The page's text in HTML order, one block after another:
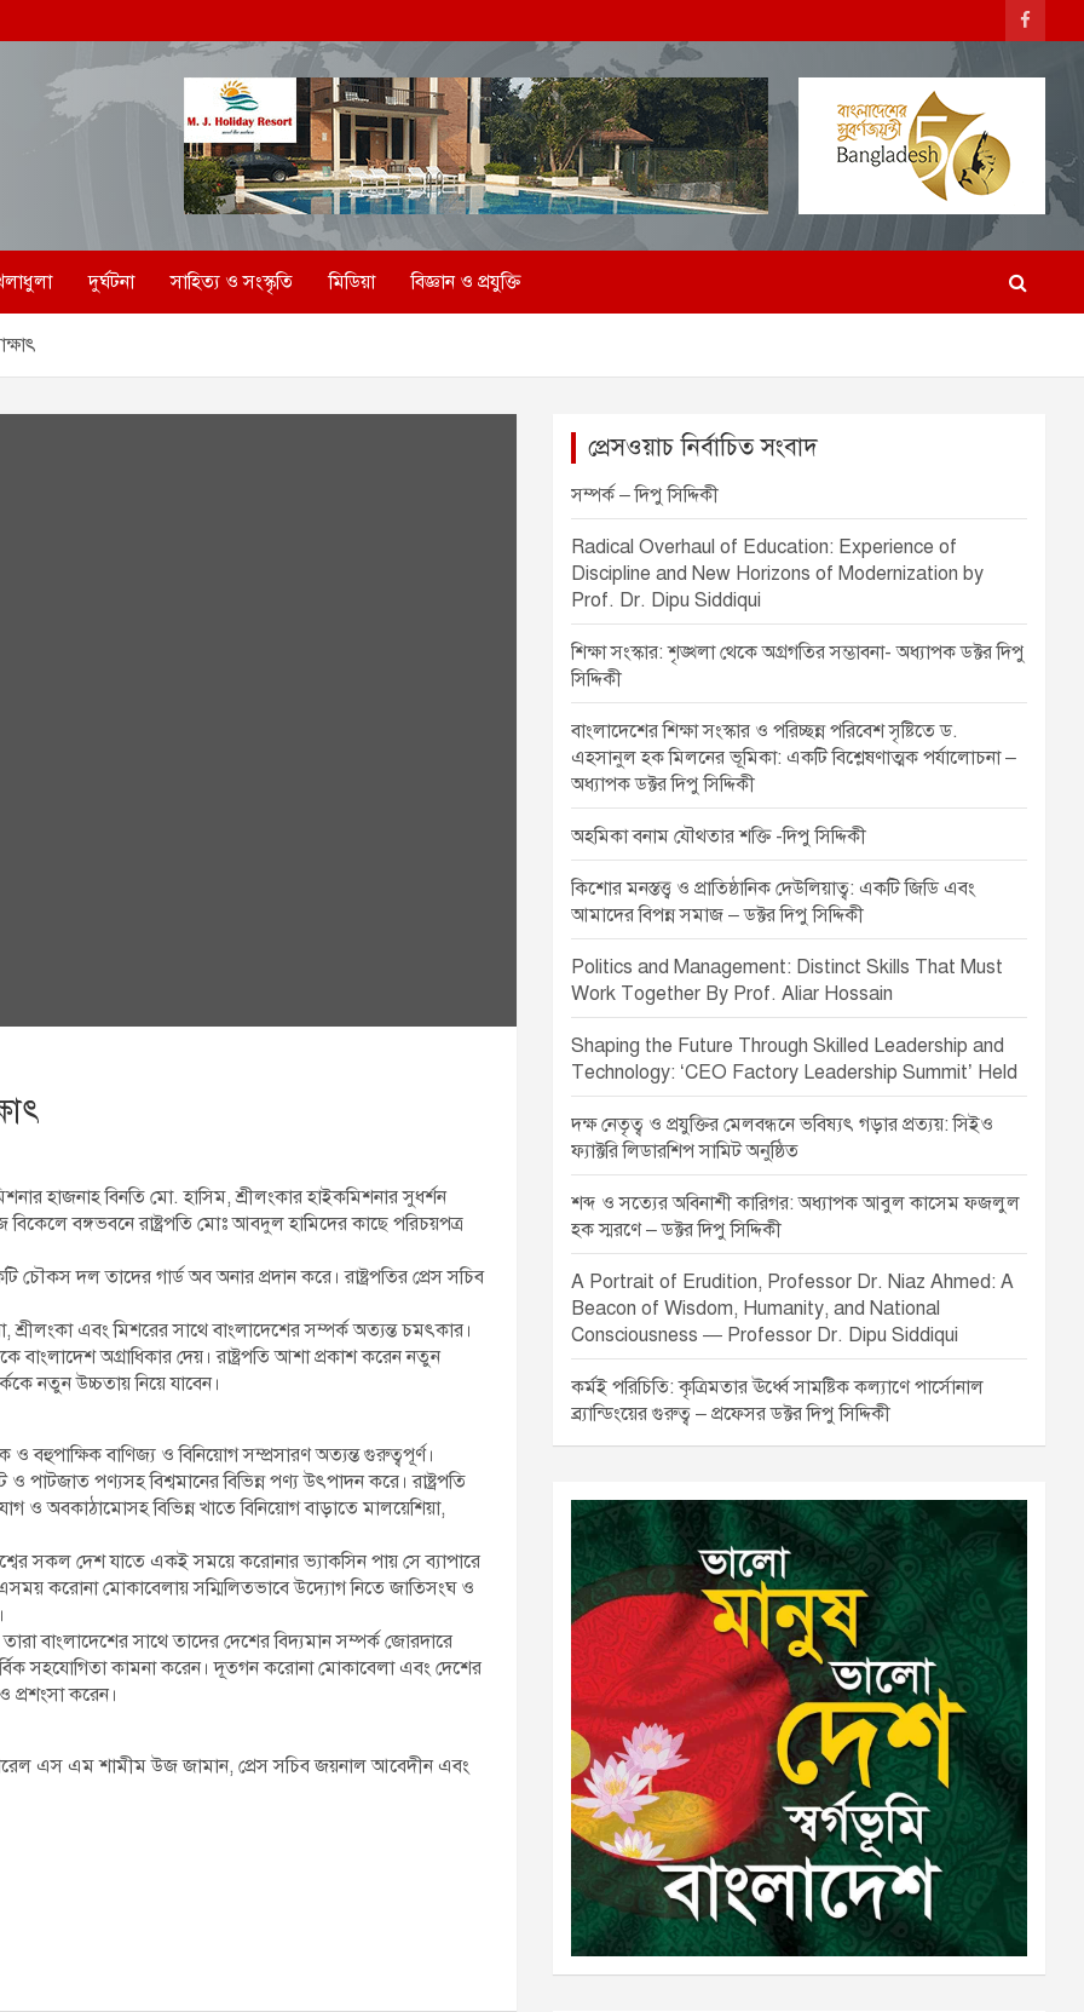
দুর্ঘটনা সাহিত্য ও সংস্কৃতি মিডিয়া বিজ্ঞান ও প্রযুক্তি
হাজনাহ বিনতি মো. হাসিম, শ্রীলংকার হাইকমিশনার সুধর্শন
বঙ্গভবনে রাষ্ট্রপতি মোঃ আবদুল হামিদের কাছে পরিচয়পত্র
দল তাদের গার্ড অব অনার প্রদান করে। রাষ্ট্রপতির প্রেস সচিব
এবং মিশরের সাথে বাংলাদেশের সম্পর্ক অত্যন্ত চমৎকার।
বাংলাদেশ অগ্রাধিকার দেয়। রাষ্ট্রপতি আশা প্রকাশ করেন নতুন
নতুন উচ্চতায় নিয়ে যাবেন।
ও বহুপাক্ষিক বাণিজ্য ও বিনিয়োগ সম্প্রসারণ অত্যন্ত গুরুত্বপূর্ণ।
পণ্যসহ বিশ্বমানের বিভিন্ন পণ্য উৎপাদন করে। রাষ্ট্রপতি
ও অবকাঠামোসহ বিভিন্ন খাতে বিনিয়োগ বাড়াতে মালয়েশিয়া,
সকল দেশ যাতে একই সময়ে করোনার ভ্যাকসিন পায় সে ব্যাপারে
করোনা মোকাবেলায় সম্মিলিতভাবে উদ্যোগ নিতে জাতিসংঘ ও
বাংলাদেশের সাথে তাদের দেশের বিদ্যমান সম্পর্ক জোরদারে
সহযোগিতা কামনা করেন। দূতগন করোনা মোকাবেলা এবং দেশের
প্রশংসা করেন।
এস এম শামীম উজ জামান, প্রেস সচিব জয়নাল আবেদীন এবং
প্রেসওয়াচ নির্বাচিত সংবাদ
সম্পর্ক – দিপু সিদ্দিকী
Radical Overhaul of Education: Experience of
Discipline and New Horizons of Modernization by
Prof. Dr. Dipu Siddiqui
শিক্ষা সংস্কার: শৃঙ্খলা থেকে অগ্রগতির সম্ভাবনা- অধ্যাপক ডক্টর দিপু
সিদ্দিকী
বাংলাদেশের শিক্ষা সংস্কার ও পরিচ্ছন্ন পরিবেশ সৃষ্টিতে ড.
এহসানুল হক মিলনের ভূমিকা: একটি বিশ্লেষণাত্মক পর্যালোচনা –
অধ্যাপক ডক্টর দিপু সিদ্দিকী
অহমিকা বনাম যৌথতার শক্তি -দিপু সিদ্দিকী
কিশোর মনস্তত্ত্ব ও প্রাতিষ্ঠানিক দেউলিয়াত্ব: একটি জিডি এবং
আমাদের বিপন্ন সমাজ – ডক্টর দিপু সিদ্দিকী
Politics and Management: Distinct Skills That Must
Work Together By Prof. Aliar Hossain
Shaping the Future Through Skilled Leadership and
Technology: ‘CEO Factory Leadership Summit’ Held
দক্ষ নেতৃত্ব ও প্রযুক্তির মেলবন্ধনে ভবিষ্যৎ গড়ার প্রত্যয়: সিইও
ফ্যাক্টরি লিডারশিপ সামিট অনুষ্ঠিত
শব্দ ও সত্যের অবিনাশী কারিগর: অধ্যাপক আবুল কাসেম ফজলুল
হক স্মরণে – ডক্টর দিপু সিদ্দিকী
A Portrait of Erudition, Professor Dr. Niaz Ahmed: A
Beacon of Wisdom, Humanity, and National
Consciousness — Professor Dr. Dipu Siddiqui
কর্মই পরিচিতি: কৃত্রিমতার ঊর্ধ্বে সামষ্টিক কল্যাণে পার্সোনাল
ব্র্যান্ডিংয়ের গুরুত্ব – প্রফেসর ডক্টর দিপু সিদ্দিকী